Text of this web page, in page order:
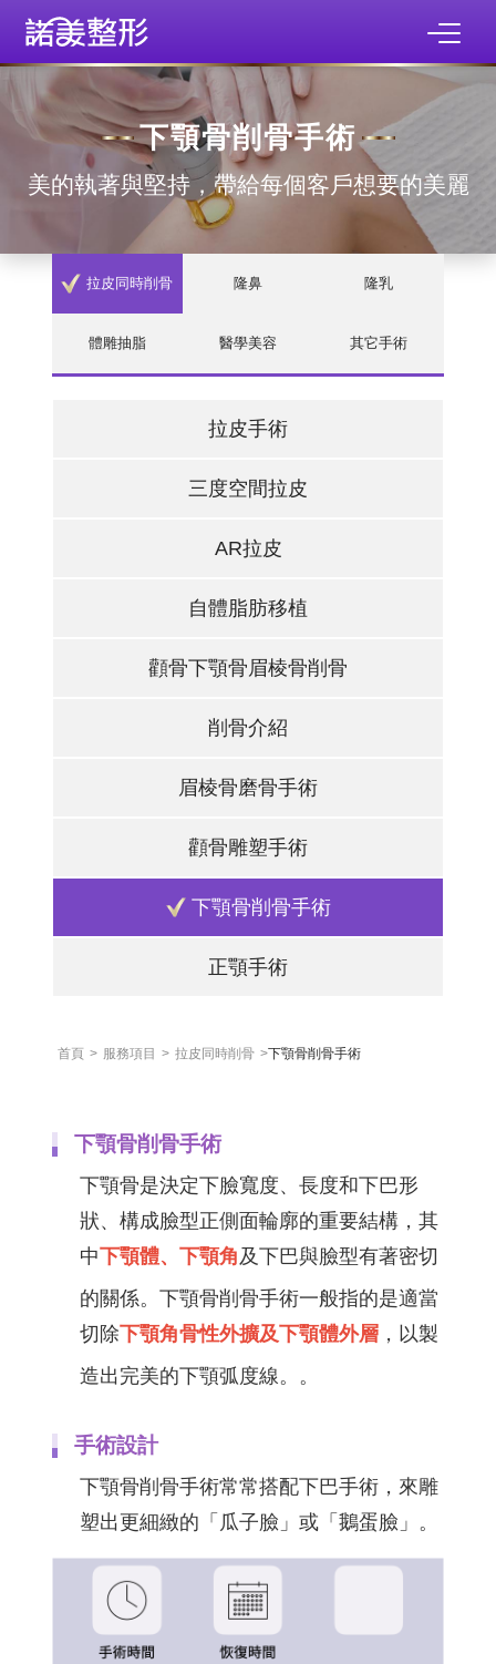
下顎骨削骨手術
美的執著與堅持，帶給每個客戶想要的美麗
拉皮同時削骨 隆鼻 隆乳
體雕抽脂 醫學美容 其它手術
拉皮手術
三度空間拉皮
AR拉皮
自體脂肪移植
顴骨下顎骨眉棱骨削骨
削骨介紹
眉棱骨磨骨手術
顴骨雕塑手術
下顎骨削骨手術
正顎手術
首頁 > 服務項目 > 拉皮同時削骨 >下顎骨削骨手術
下顎骨削骨手術
下顎骨是決定下臉寬度、長度和下巴形
狀、構成臉型正側面輪廓的重要結構，其
中下顎體、下顎角及下巴與臉型有著密切
的關係。下顎骨削骨手術一般指的是適當
切除下顎角骨性外擴及下顎體外層，以製
造出完美的下顎弧度線。。
手術設計
下顎骨削骨手術常常搭配下巴手術，來雕
塑出更細緻的「瓜子臉」或「鵝蛋臉」。